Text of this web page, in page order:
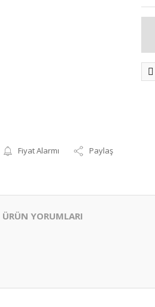
Fiyat Alarmı Paylaş
ÜRÜN YORUMLARI